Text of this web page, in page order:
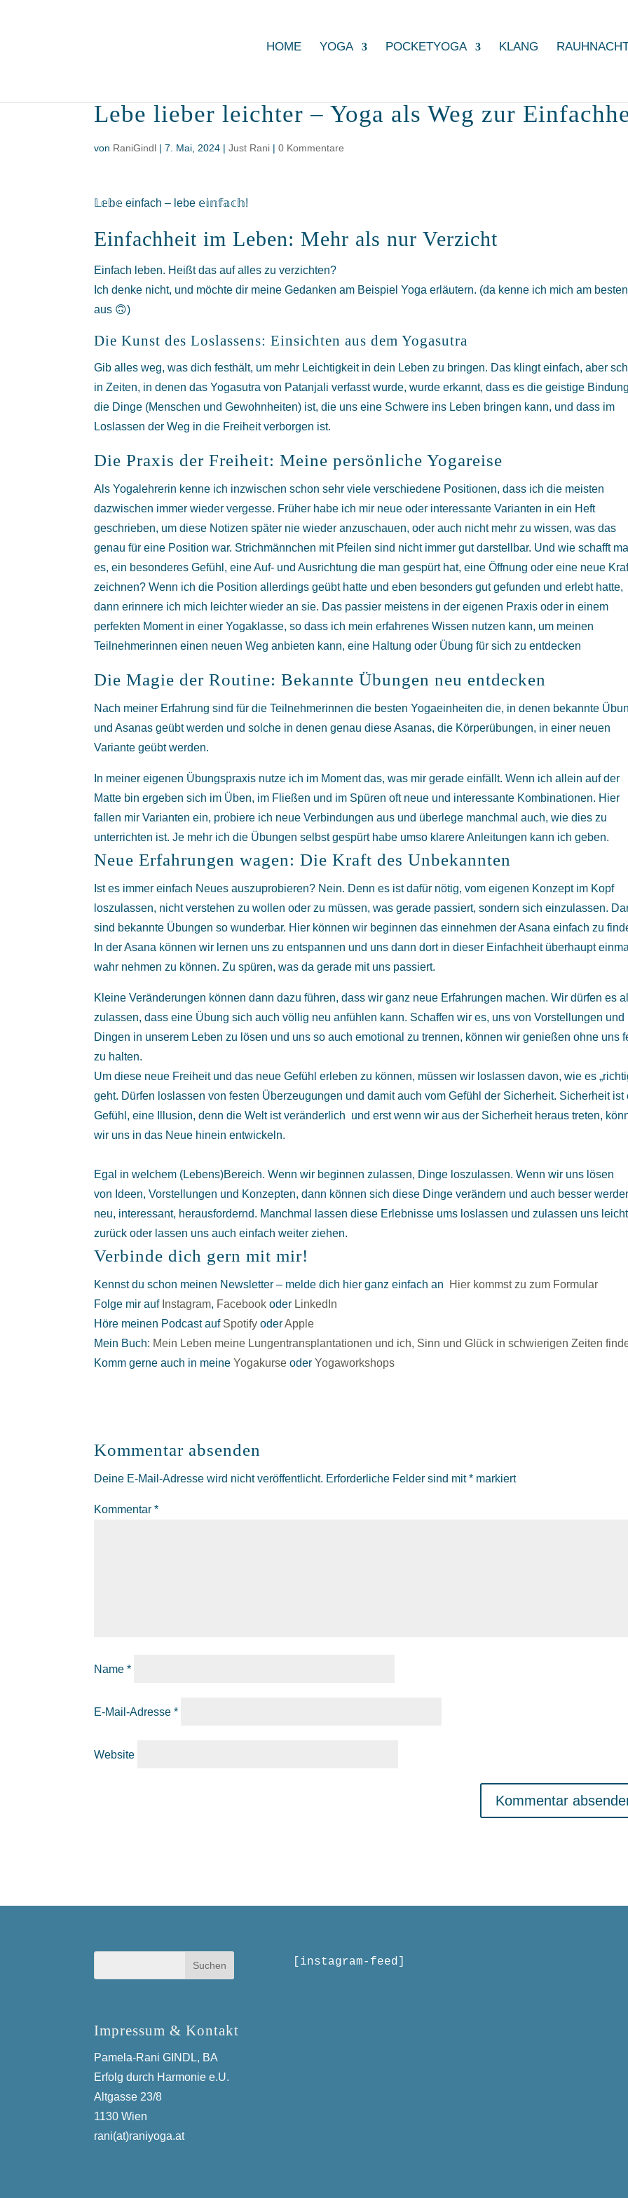
HOME YOGA POCKETYOGA KLANG
Lebe lieber leichter – Yoga als Weg zur
von RaniGindl |7. Mai, 2024 |Just Rani |0 Kommentare
𝕃𝕖𝕓𝕖 einfach – lebe 𝕖𝕚𝕟𝕗𝕒𝕔𝕙!
Einfachheit im Leben: Mehr als nur Verzicht
Einfach leben. Heißt das auf alles zu verzichten?
Ich denke nicht, und möchte dir meine Gedanken am Beispiel Yoga erläutern. (da kenne ich mich am besten
aus 🙃)
Die Kunst des Loslassens: Einsichten aus dem Yogasutra
Gib alles weg, was dich festhält, um mehr Leichtigkeit in dein Leben zu bringen. Das klingt einfach, aber
in Zeiten, in denen das Yogasutra von Patanjali verfasst wurde, wurde erkannt, dass es die geistige
die Dinge (Menschen und Gewohnheiten) ist, die uns eine Schwere ins Leben bringen kann, und dass im
Loslassen der Weg in die Freiheit verborgen ist.
Die Praxis der Freiheit: Meine persönliche Yogareise
Als Yogalehrerin kenne ich inzwischen schon sehr viele verschiedene Positionen, dass ich die meisten
dazwischen immer wieder vergesse. Früher habe ich mir neue oder interessante Varianten in ein Heft
geschrieben, um diese Notizen später nie wieder anzuschauen, oder auch nicht mehr zu wissen, was das
genau für eine Position war. Strichmännchen mit Pfeilen sind nicht immer gut darstellbar. Und wie schafft
es, ein besonderes Gefühl, eine Auf- und Ausrichtung die man gespürt hat, eine Öffnung oder eine neue
zeichnen? Wenn ich die Position allerdings geübt hatte und eben besonders gut gefunden und erlebt hatte,
dann erinnere ich mich leichter wieder an sie. Das passier meistens in der eigenen Praxis oder in einem
perfekten Moment in einer Yogaklasse, so dass ich mein erfahrenes Wissen nutzen kann, um meinen
Teilnehmerinnen einen neuen Weg anbieten kann, eine Haltung oder Übung für sich zu entdecken
Die Magie der Routine: Bekannte Übungen neu entdecken
Nach meiner Erfahrung sind für die Teilnehmerinnen die besten Yogaeinheiten die, in denen bekannte
und Asanas geübt werden und solche in denen genau diese Asanas, die Körperübungen, in einer neuen
Variante geübt werden.
In meiner eigenen Übungspraxis nutze ich im Moment das, was mir gerade einfällt. Wenn ich allein auf der
Matte bin ergeben sich im Üben, im Fließen und im Spüren oft neue und interessante Kombinationen. Hier
fallen mir Varianten ein, probiere ich neue Verbindungen aus und überlege manchmal auch, wie dies zu
unterrichten ist. Je mehr ich die Übungen selbst gespürt habe umso klarere Anleitungen kann ich geben.
Neue Erfahrungen wagen: Die Kraft des Unbekannten
Ist es immer einfach Neues auszuprobieren? Nein. Denn es ist dafür nötig, vom eigenen Konzept im Kopf
loszulassen, nicht verstehen zu wollen oder zu müssen, was gerade passiert, sondern sich einzulassen.
sind bekannte Übungen so wunderbar. Hier können wir beginnen das einnehmen der Asana einfach zu
In der Asana können wir lernen uns zu entspannen und uns dann dort in dieser Einfachheit überhaupt
wahr nehmen zu können. Zu spüren, was da gerade mit uns passiert.
Kleine Veränderungen können dann dazu führen, dass wir ganz neue Erfahrungen machen. Wir dürfen es
zulassen, dass eine Übung sich auch völlig neu anfühlen kann. Schaffen wir es, uns von Vorstellungen und
Dingen in unserem Leben zu lösen und uns so auch emotional zu trennen, können wir genießen ohne uns
zu halten.
Um diese neue Freiheit und das neue Gefühl erleben zu können, müssen wir loslassen davon, wie es
geht. Dürfen loslassen von festen Überzeugungen und damit auch vom Gefühl der Sicherheit. Sicherheit ist
Gefühl, eine Illusion, denn die Welt ist veränderlich und erst wenn wir aus der Sicherheit heraus treten,
wir uns in das Neue hinein entwickeln.
Egal in welchem (Lebens)Bereich. Wenn wir beginnen zulassen, Dinge loszulassen. Wenn wir uns lösen
von Ideen, Vorstellungen und Konzepten, dann können sich diese Dinge verändern und auch besser
neu, interessant, herausfordernd. Manchmal lassen diese Erlebnisse ums loslassen und zulassen uns
zurück oder lassen uns auch einfach weiter ziehen.
Verbinde dich gern mit mir!
Kennst du schon meinen Newsletter – melde dich hier ganz einfach an
Hier kommst zu zum Formular
Folge mir auf Instagram, Facebook oder LinkedIn
Höre meinen Podcast auf Spotify oderApple
Mein Buch: Mein Leben meine Lungentransplantationen und ich, Sinn und Glück in schwierigen Zeiten
Komm gerne auch in meineYogakurse oderYogaworkshops
Kommentar absenden
Deine E-Mail-Adresse wird nicht veröffentlicht. Erforderliche Felder sind mit* markiert
Kommentar*
Name*
E-Mail-Adresse*
Website
Impressum & Kontakt
Pamela-Rani GINDL, BA
Erfolg durch Harmonie e.U.
Altgasse 23/8
1130 Wien
rani(at)raniyoga.at
[instagram-feed]